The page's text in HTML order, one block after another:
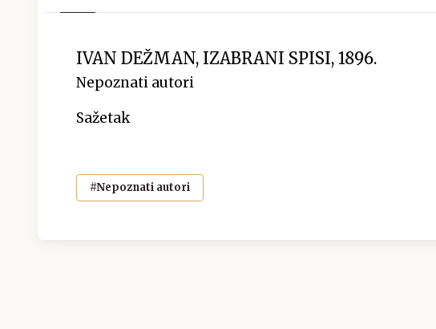
IVAN DEŽMAN, IZABRANI SPISI, 1896.
Nepoznati autori
Sažetak
#Nepoznati autori